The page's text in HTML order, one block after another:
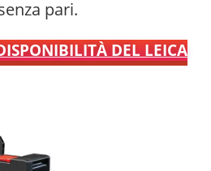
pari.
DEL LEICA